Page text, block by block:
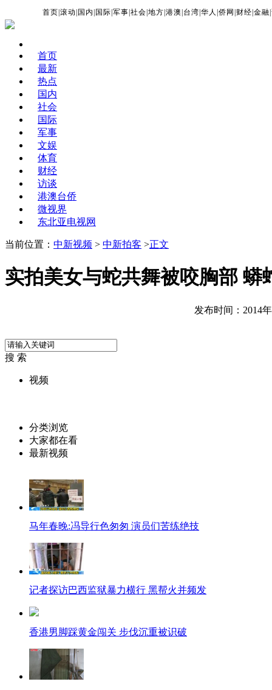
首页 |滚动 国内 国际 |军事 |社会 |地方 |港澳 台湾 |华人 |侨网 财经 |金融 |
首页
最新
热点
国内
社会
国际
军事
文娱
体育
财经
访谈
港澳台侨
微视界
东北亚电视网
当前位置： 中新视频 > 中新拍客 >正文
实拍美女与蛇共舞被咬胸部 蟒
发布时间：2014
搜 索
视频
分类浏览
大家都在看
最新视频
马年春晚:冯导行色匆匆 演员们苦练绝技
记者探访巴西监狱暴力横行 黑帮火并频发
香港男脚踩黄金闯关 步伐沉重被识破